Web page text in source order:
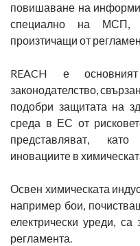
повишаване на
специално на МСП,
произтичащи от
REACH е
законодателство,
подобри защитата на
среда в ЕС от
представляват,
иновациите в
Освен химическата
например бои,
електрически уреди, са
регламента.